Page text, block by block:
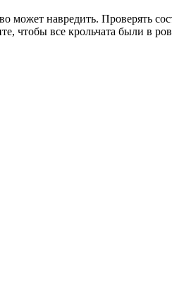
может навредить. Проверять
чтобы все крольчата были в